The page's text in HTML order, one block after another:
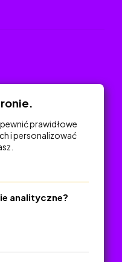
prawidłowe
i personalizować
analityczne?